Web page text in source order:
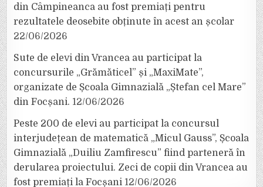
din Câmpineanca au fost premiați pentru
rezultatele deosebite obținute în acest an școlar
22/06/2026
Sute de elevi din Vrancea au participat la
concursurile „Grămăticel” și „MaxiMate”,
organizate de Școala Gimnazială „Ștefan cel Mare”
din Focșani. 12/06/2026
Peste 200 de elevi au participat la concursul
interjudețean de matematică „Micul Gauss”, Școala
Gimnazială „Duiliu Zamfirescu” fiind parteneră în
derularea proiectului. Zeci de copii din Vrancea au
fost premiați la Focșani 12/06/2026